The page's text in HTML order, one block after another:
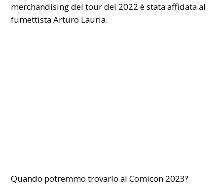
merchandising del tour del 2022 è stata affidata al
fumettista Arturo Lauria.
Quando potremmo trovarlo alComicon 2023?